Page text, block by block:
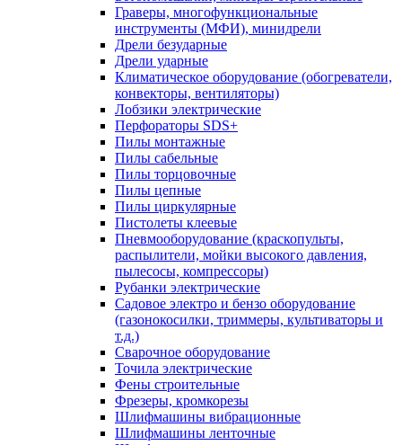
Граверы, многофункциональные
инструменты (МФИ), минидрели
Дрели безударные
Дрели ударные
Климатическое оборудование (обогреватели,
конвекторы, вентиляторы)
Лобзики электрические
Перфораторы SDS+
Пилы монтажные
Пилы сабельные
Пилы торцовочные
Пилы цепные
Пилы циркулярные
Пистолеты клеевые
Пневмооборудование (краскопульты,
распылители, мойки высокого давления,
пылесосы, компрессоры)
Рубанки электрические
Садовое электро и бензо оборудование
(газонокосилки, триммеры, культиваторы и
т.д.)
Сварочное оборудование
Точила электрические
Фены строительные
Фрезеры, кромкорезы
Шлифмашины вибрационные
Шлифмашины ленточные